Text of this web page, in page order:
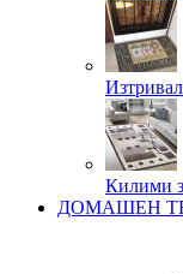
Килими
ДОМАШЕН